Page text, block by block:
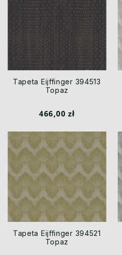
Tapeta Eijffinger 394513
Topaz
466,00 zł
Tapeta Eijffinger 394521
Topaz